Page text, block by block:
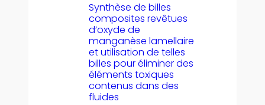
Synthèse de billes
composites revêtues
d’oxyde de
manganèse lamellaire
et utilisation de telles
billes pour éliminer des
éléments toxiques
contenus dans des
fluides